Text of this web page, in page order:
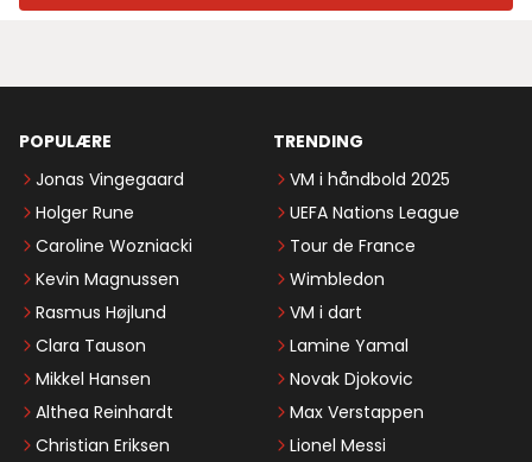
POPULÆRE
Jonas Vingegaard
Holger Rune
Caroline Wozniacki
Kevin Magnussen
Rasmus Højlund
Clara Tauson
Mikkel Hansen
Althea Reinhardt
Christian Eriksen
TRENDING
VM i håndbold 2025
UEFA Nations League
Tour de France
Wimbledon
VM i dart
Lamine Yamal
Novak Djokovic
Max Verstappen
Lionel Messi